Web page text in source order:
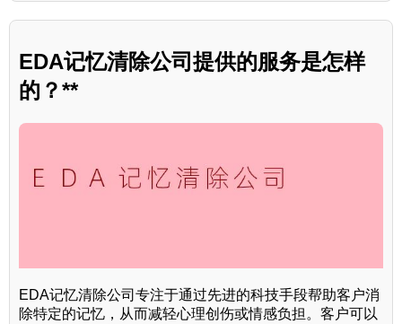
EDA记忆清除公司提供的服务是怎样
的？**
EDA记忆清除公司专注于通过先进的科技手段帮助客户消
除特定的记忆，从而减轻心理创伤或情感负担。客户可以